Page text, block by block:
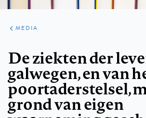
ARTIKELEN
VARIA
MEDIA
De ziekten der
galwegen, en van
poortaderstelsel,
grond van eigen